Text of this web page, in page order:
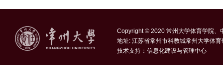
Copyright © 2020 常州大学体育学院、
地址: 江苏省常州市科教城常州大学体育
技术支持： 信息化建设与管理中心